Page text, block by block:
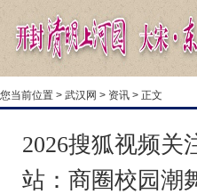
您当前位置 > 武汉网 > 资讯 > 正文
2026搜狐视频关
站：商圈校园潮